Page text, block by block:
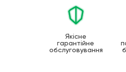
Якісне
гарантійне
обслуговування